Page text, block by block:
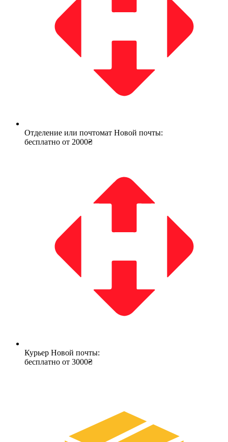
Отделение или почтомат Новой почты:
бесплатно от 2000₴
Курьер Новой почты:
бесплатно от 3000₴